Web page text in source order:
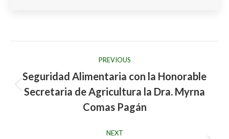
navigation
PREVIOUS
Previous
post:
Seguridad Alimentaria con la Honorable
Secretaria de Agricultura la Dra. Myrna
Comas Pagán
NEXT